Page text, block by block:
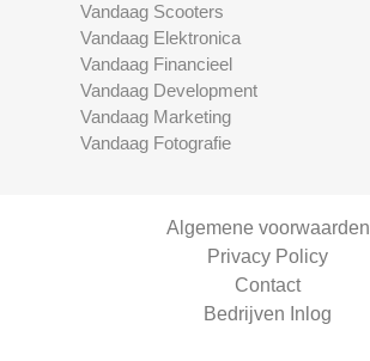
Vandaag Scooters
Vandaag Elektronica
Vandaag Financieel
Vandaag Development
Vandaag Marketing
Vandaag Fotografie
Algemene voorwaarden
Privacy Policy
Contact
Bedrijven Inlog